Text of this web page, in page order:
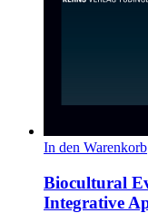
In den Warenkorb
Biocultural
Integrative